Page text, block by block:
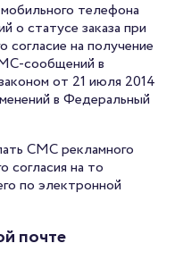
телефона
о статусе заказа при
согласие на получение
сообщений в
от 21 июля 2014
в Федеральный
СМС рекламного
согласия на то
по электронной
почте